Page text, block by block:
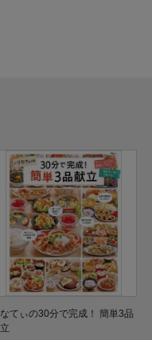
てぃの30分で完成！ 簡単3品